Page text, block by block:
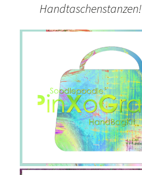
Handtaschenstanzen!